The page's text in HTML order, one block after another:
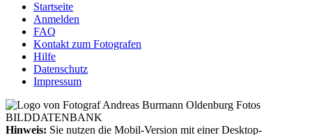
Startseite
Anmelden
FAQ
Kontakt zum Fotografen
Hilfe
Datenschutz
Impressum
Hinweis: Sie nutzen die Mobil-Version mit einer Desktop-